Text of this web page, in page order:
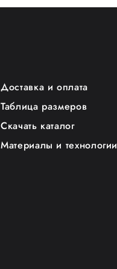
Доставка и оплата
Таблица размеров
Скачать каталог
Материалы и технологии